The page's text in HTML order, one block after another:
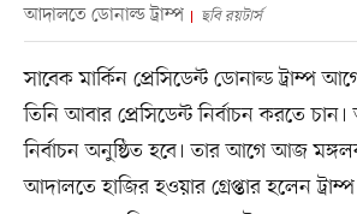
আদালতে ডোনাল্ড ট্রাম্প ছবি রয়টার্স
সাবেক মার্কিন প্রেসিডেন্ট ডোনাল্ড ট্রাম্প
তিনি আবার প্রেসিডেন্ট নির্বাচন করতে
নির্বাচন অনুষ্ঠিত হবে। তার আগে আজ
আদালতে হাজির হওয়ার গ্রেপ্তার হলেন